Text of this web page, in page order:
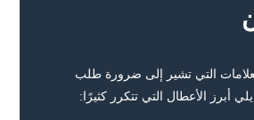
التي تشير إلى ضرورة طلب
أبرز الأعطال التي تتكرر كثيرًا: